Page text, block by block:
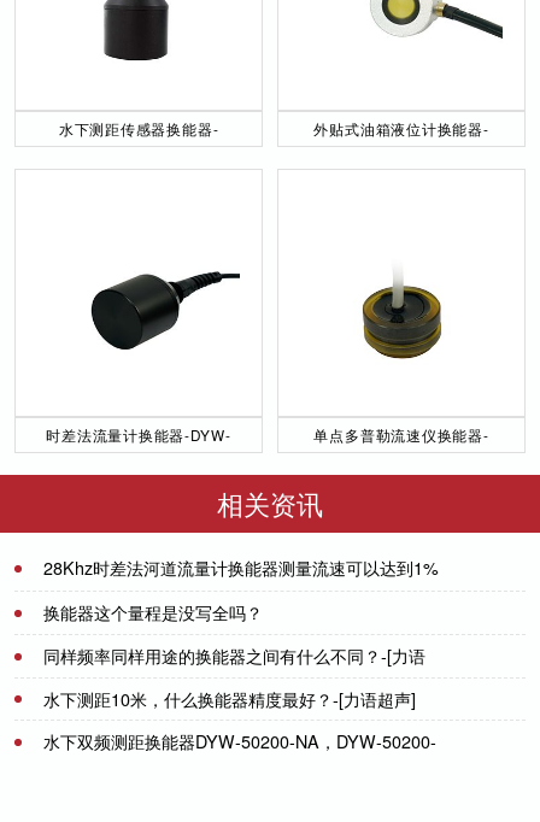
水下测距传感器换能器-
外贴式油箱液位计换能器-
时差法流量计换能器-DYW- 单点多普勒流速仪换能器-
相关资讯
28Khz时差法河道流量计换能器测量流速可以达到1%
的误差
换能器这个量程是没写全吗？
同样频率同样用途的换能器之间有什么不同？-[力语
超声]
水下测距10米，什么换能器精度最好？-[力语超声]
水下双频测距换能器DYW-50200-NA，DYW-50200-